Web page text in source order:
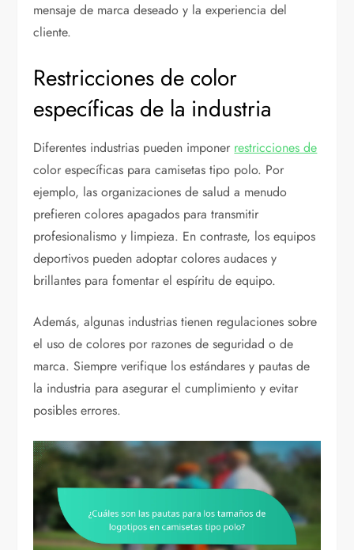
mensaje de marca deseado y la experiencia del
cliente.
Restricciones de color
específicas de la industria
Diferentes industrias pueden imponer restricciones de
color específicas para camisetas tipo polo. Por
ejemplo, las organizaciones de salud a menudo
prefieren colores apagados para transmitir
profesionalismo y limpieza. En contraste, los equipos
deportivos pueden adoptar colores audaces y
brillantes para fomentar el espíritu de equipo.
Además, algunas industrias tienen regulaciones sobre
el uso de colores por razones de seguridad o de
marca. Siempre verifique los estándares y pautas de
la industria para asegurar el cumplimiento y evitar
posibles errores.